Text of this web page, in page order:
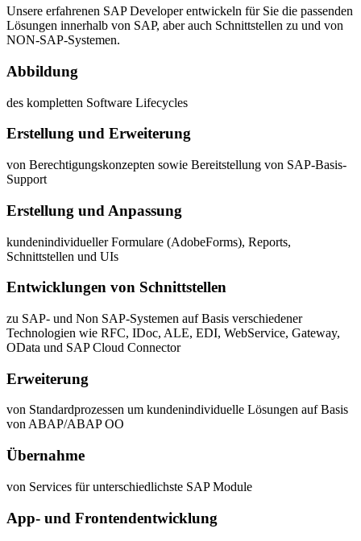
Unsere erfahrenen SAP Developer entwickeln für Sie die passenden
Lösungen innerhalb von SAP, aber auch Schnittstellen zu und von
NON-SAP-Systemen.
Abbildung
des kompletten Software Lifecycles
Erstellung und Erweiterung
von Berechtigungskonzepten sowie Bereitstellung von SAP-Basis-
Support
Erstellung und Anpassung
kundenindividueller Formulare (AdobeForms), Reports,
Schnittstellen und UIs
Entwicklungen von Schnittstellen
zu SAP- und Non SAP-Systemen auf Basis verschiedener
Technologien wie RFC, IDoc, ALE, EDI, WebService, Gateway,
OData und SAP Cloud Connector
Erweiterung
von Standardprozessen um kundenindividuelle Lösungen auf Basis
von ABAP/ABAP OO
Übernahme
von Services für unterschiedlichste SAP Module
App- und Frontendentwicklung